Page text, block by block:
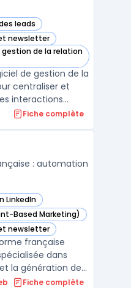
leads
catégorie
newsletter
cette catégorie
gestion de la relation
catégorie
de gestion de la
centraliser et
interactions
Ce logiciel
de suivi client, tout
Fiche complète
: automation
LinkedIn
catégorie
Based Marketing)
catégorie
newsletter
catégorie
française
dans
la génération de
l'automatisation
Fiche complète